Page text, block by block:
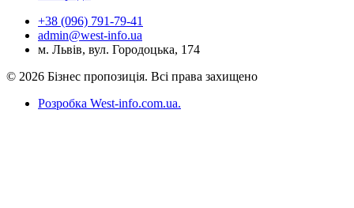
+38 (096) 791-79-41
admin@west-info.ua
м. Львів, вул. Городоцька, 174
© 2026 Бізнес пропозиція. Всі права захищено
Розробка West-info.com.ua.